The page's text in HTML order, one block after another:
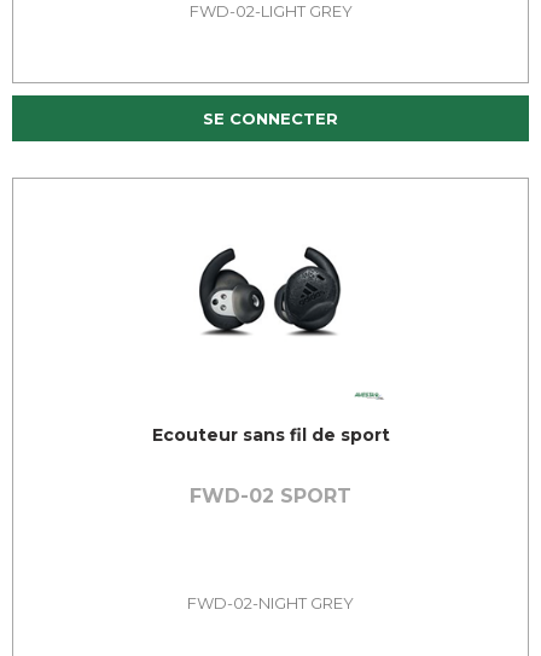
FWD-02-LIGHT GREY
SE CONNECTER
Ecouteur sans fil de sport
FWD-02 SPORT
FWD-02-NIGHT GREY